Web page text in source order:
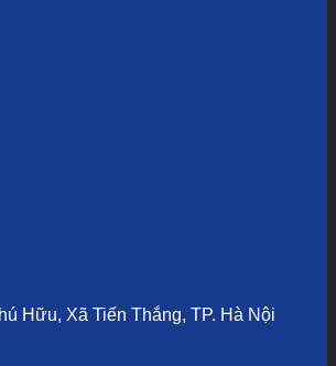
Hữu, Xã Tiến Thắng, TP. Hà Nội